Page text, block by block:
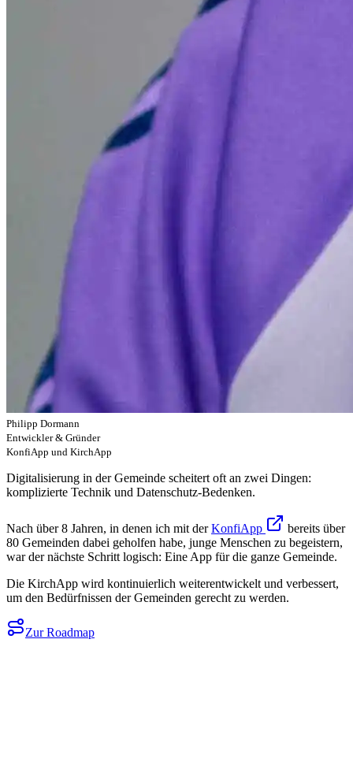
Philipp Dormann
Entwickler & Gründer
KonfiApp und KirchApp
Digitalisierung in der Gemeinde scheitert oft an zwei Dingen:
komplizierte Technik und Datenschutz-Bedenken.
Nach über 8 Jahren, in denen ich mit derKonfiApp
bereits über
80 Gemeinden dabei geholfen habe, junge Menschen zu begeistern,
war der nächste Schritt logisch: Eine App für die ganze Gemeinde.
Die KirchApp wird kontinuierlich weiterentwickelt und verbessert,
um den Bedürfnissen der Gemeinden gerecht zu werden.
Zur Roadmap